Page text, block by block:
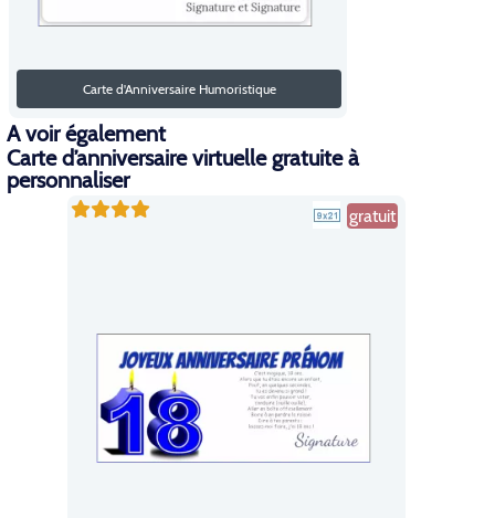
Carte d'Anniversaire Humoristique
A voir également
Carte d’anniversaire virtuelle gratuite à
personnaliser
gratuit